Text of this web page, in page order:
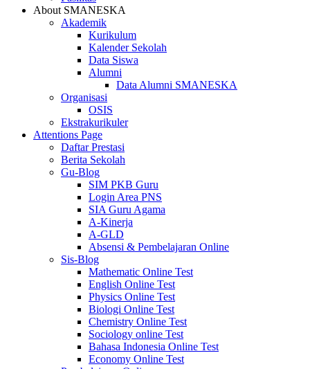
About SMANESKA
Akademik
Kurikulum
Kalender Sekolah
Data Siswa
Alumni
Data Alumni SMANESKA
Organisasi
OSIS
Ekstrakurikuler
Attentions Page
Daftar Prestasi
Berita Sekolah
Gu-Blog
SIM PKB Guru
Login Area PNS
SIA Guru Agama
A-Kinerja
A-GLD
Absensi & Pembelajaran Online
Sis-Blog
Mathematic Online Test
English Online Test
Physics Online Test
Biologi Online Test
Chemistry Online Test
Sociology online Test
Bahasa Indonesia Online Test
Economy Online Test